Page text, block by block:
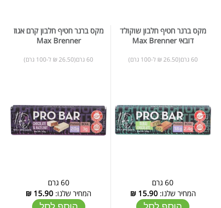
מקס ברנר חטיף חלבון שוקולד
דובאי Max Brenner
60 גרם(26.50 ₪ ל-100 גרם)
60 גרם
המחיר שלנו:15.90
₪
מקס ברנר חטיף חלבון קרם אגוז
Max Brenner
60 גרם(26.50 ₪ ל-100 גרם)
60 גרם
המחיר שלנו: 15.90
₪